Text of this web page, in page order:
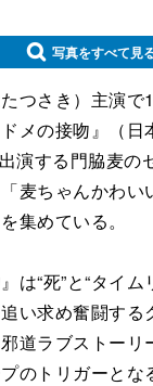
写真をすべて見
つさき）主演で
メの接吻』（日
演する門脇麦の
麦ちゃんかわ
集めている。
は“死”と“タイム
い求め奮闘する
道ラブストーリ
のトリガーとな